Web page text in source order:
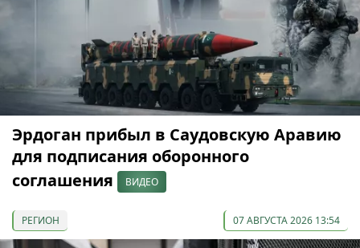
Эрдоган прибыл в Саудовскую Аравию
для подписания оборонного
соглашения
ВИДЕО
РЕГИОН 07 АВГУСТА 2026 13:54